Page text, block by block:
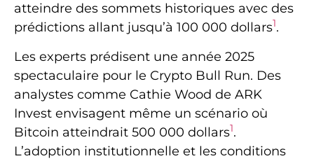
atteindre des sommets historiques avec des
prédictions allant jusqu’à 100 000 dollars1.
Les experts prédisent une année 2025
spectaculaire pour le Crypto Bull Run. Des
analystes comme Cathie Wood de ARK
Invest envisagent même un scénario où
Bitcoin atteindrait 500 000 dollars1.
L’adoption institutionnelle et les conditions